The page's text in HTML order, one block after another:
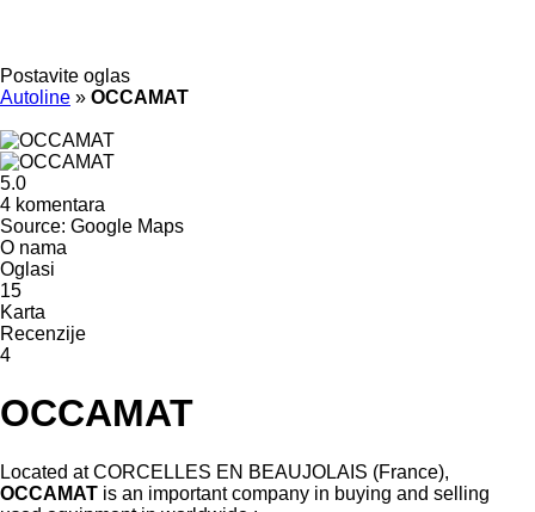
Postavite oglas
Autoline » OCCAMAT
5.0
4 komentara
Source: Google Maps
O nama
Oglasi
15
Karta
Recenzije
4
OCCAMAT
Located at CORCELLES EN BEAUJOLAIS (France),
OCCAMAT is an important company in buying and selling